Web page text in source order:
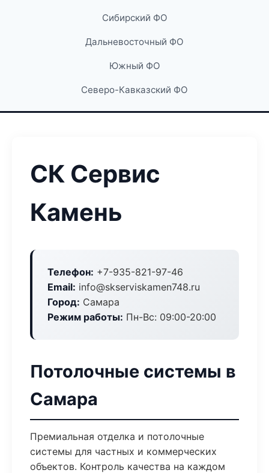
Сибирский ФО
Дальневосточный ФО
Южный ФО
Северо-Кавказский ФО
СК Сервис
Камень
Телефон: +7-935-821-97-46
Email: info@skserviskamen748.ru
Город: Самара
Режим работы: Пн-Вс: 09:00-20:00
Потолочные системы в
Самара
Премиальная отделка и потолочные
системы для частных и коммерческих
объектов. Контроль качества на каждом